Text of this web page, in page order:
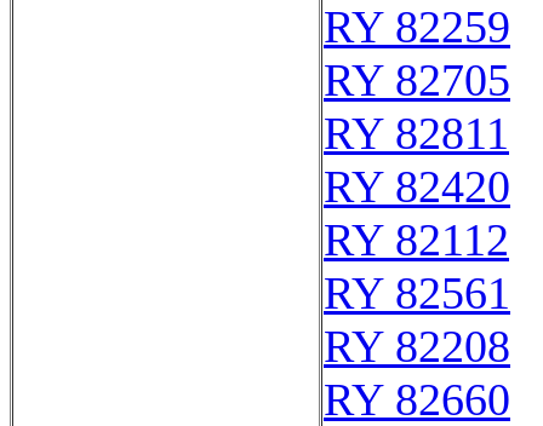
RY 82259
RY 82705
RY 82811
RY 82420
RY 82112
RY 82561
RY 82208
RY 82660